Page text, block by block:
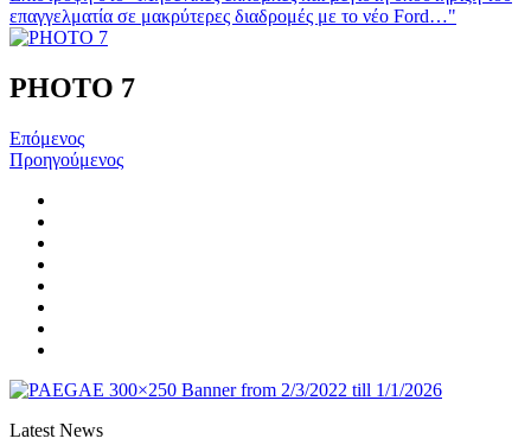
επαγγελματία σε μακρύτερες διαδρομές με το νέο Ford…"
PHOTO 7
Επόμενος
Προηγούμενος
Latest News